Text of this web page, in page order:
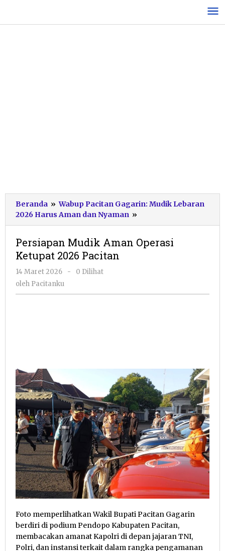
konten
Beranda » Wabup Pacitan Gagarin: Mudik Lebaran
2026 Harus Aman dan Nyaman »
Mudik
Operasi
Persiapan Mudik Aman Operasi
Ketupat 2026 Pacitan
14 Maret 2026
oleh
-
0 Dilihat
oleh Pacitanku
Foto memperlihatkan Wakil Bupati Pacitan Gagarin
berdiri di podium Pendopo Kabupaten Pacitan,
membacakan amanat Kapolri di depan jajaran TNI,
Polri, dan instansi terkait dalam rangka pengamanan